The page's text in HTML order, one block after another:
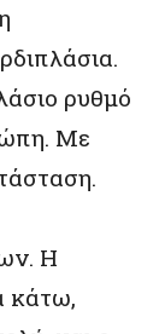
ρυθμό
Με
Η
κάτω,